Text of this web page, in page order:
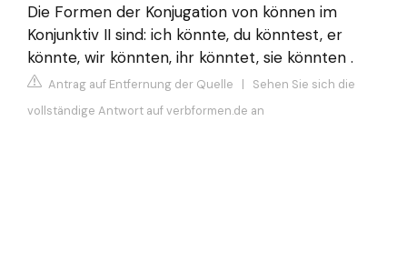
Die Formen der Konjugation von können im
Konjunktiv II sind: ich könnte, du könntest, er
könnte, wir könnten, ihr könntet, sie könnten .
Antrag auf Entfernung der Quelle | Sehen Sie sich die
vollständige Antwort auf verbformen.de an